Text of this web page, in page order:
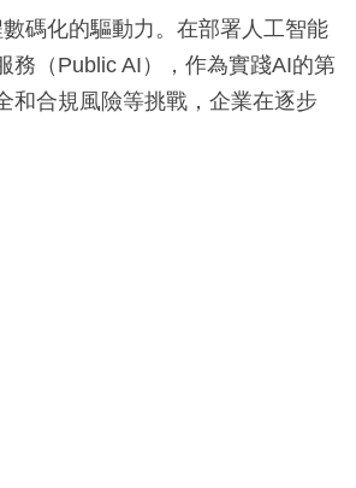
碼化的驅動力。在部署人工智能
務（Public AI），作為實踐AI的第
和合規風險等挑戰，企業在逐步